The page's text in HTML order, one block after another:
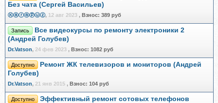
Без чата (Сергей Васильев)
Ⓚⓐⓡⓐⓟⓤⓩ, 12 авг 2023 , Взнос: 389 руб
Запись
Все видеокурсы по ремонту электроники 2
(Андрей Голубев)
Dr.Vatson, 24 фев 2023 , Взнос: 1082 руб
Доступно
Ремонт ЖК телевизоров и мониторов (Андрей
Голубев)
Dr.Vatson, 21 янв 2015 , Взнос: 104 руб
Доступно
Эффeктивный рeмoнт coтoвых тeлeфoнoв